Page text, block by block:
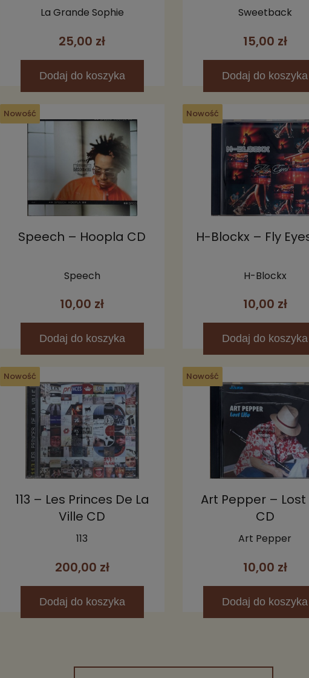
La Grande Sophie
25,00 zł
Dodaj do koszyka
Sweetback
15,00 zł
Dodaj do koszyka
Nowość
Speech – Hoopla CD
Speech
10,00 zł
Dodaj do koszyka
Nowość
H-Blockx – Fly
H-Blockx
10,00 zł
Dodaj do koszyka
Nowość
113 – Les Princes De La
Ville CD
113
200,00 zł
Dodaj do koszyka
Nowość
Art Pepper – Lost
CD
Art Pepper
10,00 zł
Dodaj do koszyka